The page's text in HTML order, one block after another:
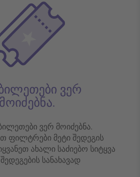
ვერ
მოიძებნა.
ვერ მოიძებნა.
ფილტრები მეტი შედეგის
ახალი საძიებო სიტყვა
სანახავად